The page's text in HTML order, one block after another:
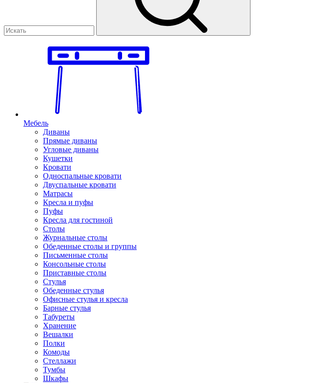
Мебель
Диваны
Прямые диваны
Угловые диваны
Кушетки
Кровати
Односпальные кровати
Двуспальные кровати
Матрасы
Кресла и пуфы
Пуфы
Кресла для гостиной
Столы
Журнальные столы
Обеденные столы и группы
Письменные столы
Консольные столы
Приставные столы
Стулья
Обеденные стулья
Офисные стулья и кресла
Барные стулья
Табуреты
Хранение
Вешалки
Полки
Комоды
Стеллажи
Тумбы
Шкафы